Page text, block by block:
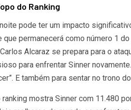
do Ranking
pode ter um impacto
que permanecerá como número 1
Alcaraz se prepara para o
para enfrentar Sinner
E também para sentar no trono
mostra Sinner com 11.480